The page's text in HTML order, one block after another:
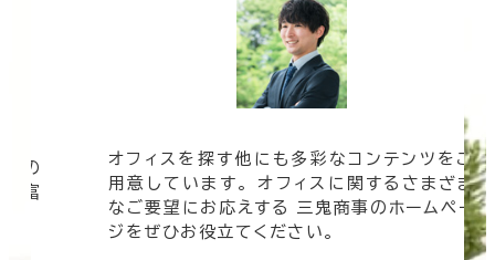
の
豊富
オフィスを探す他にも多彩なコンテンツをご
用意しています。 オフィスに関するさまざま
なご要望にお応えする 三鬼商事のホームペー
ジをぜひお役立てください。